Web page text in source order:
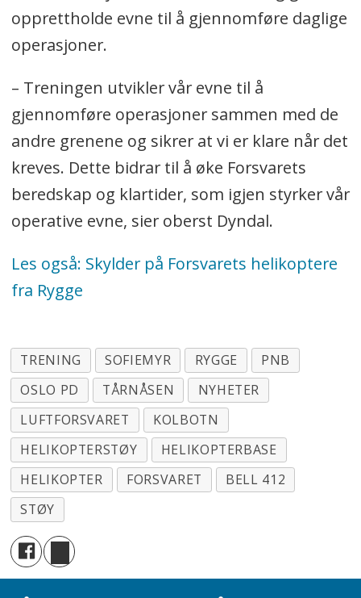
opprettholde evne til å gjennomføre daglige
operasjoner.
– Treningen utvikler vår evne til å
gjennomføre operasjoner sammen med de
andre grenene og sikrer at vi er klare når det
kreves. Dette bidrar til å øke Forsvarets
beredskap og klartider, som igjen styrker vår
operative evne, sier oberst Dyndal.
Les også: Skylder på Forsvarets helikoptere
fra Rygge
TRENING SOFIEMYR RYGGE
PNB
OSLO PD
TÅRNÅSEN
NYHETER
LUFTFORSVARET
KOLBOTN
HELIKOPTERSTØY
HELIKOPTERBASE
HELIKOPTER
FORSVARET
BELL 412
STØY